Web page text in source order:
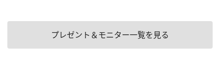
プレゼント＆モニター一覧を見る